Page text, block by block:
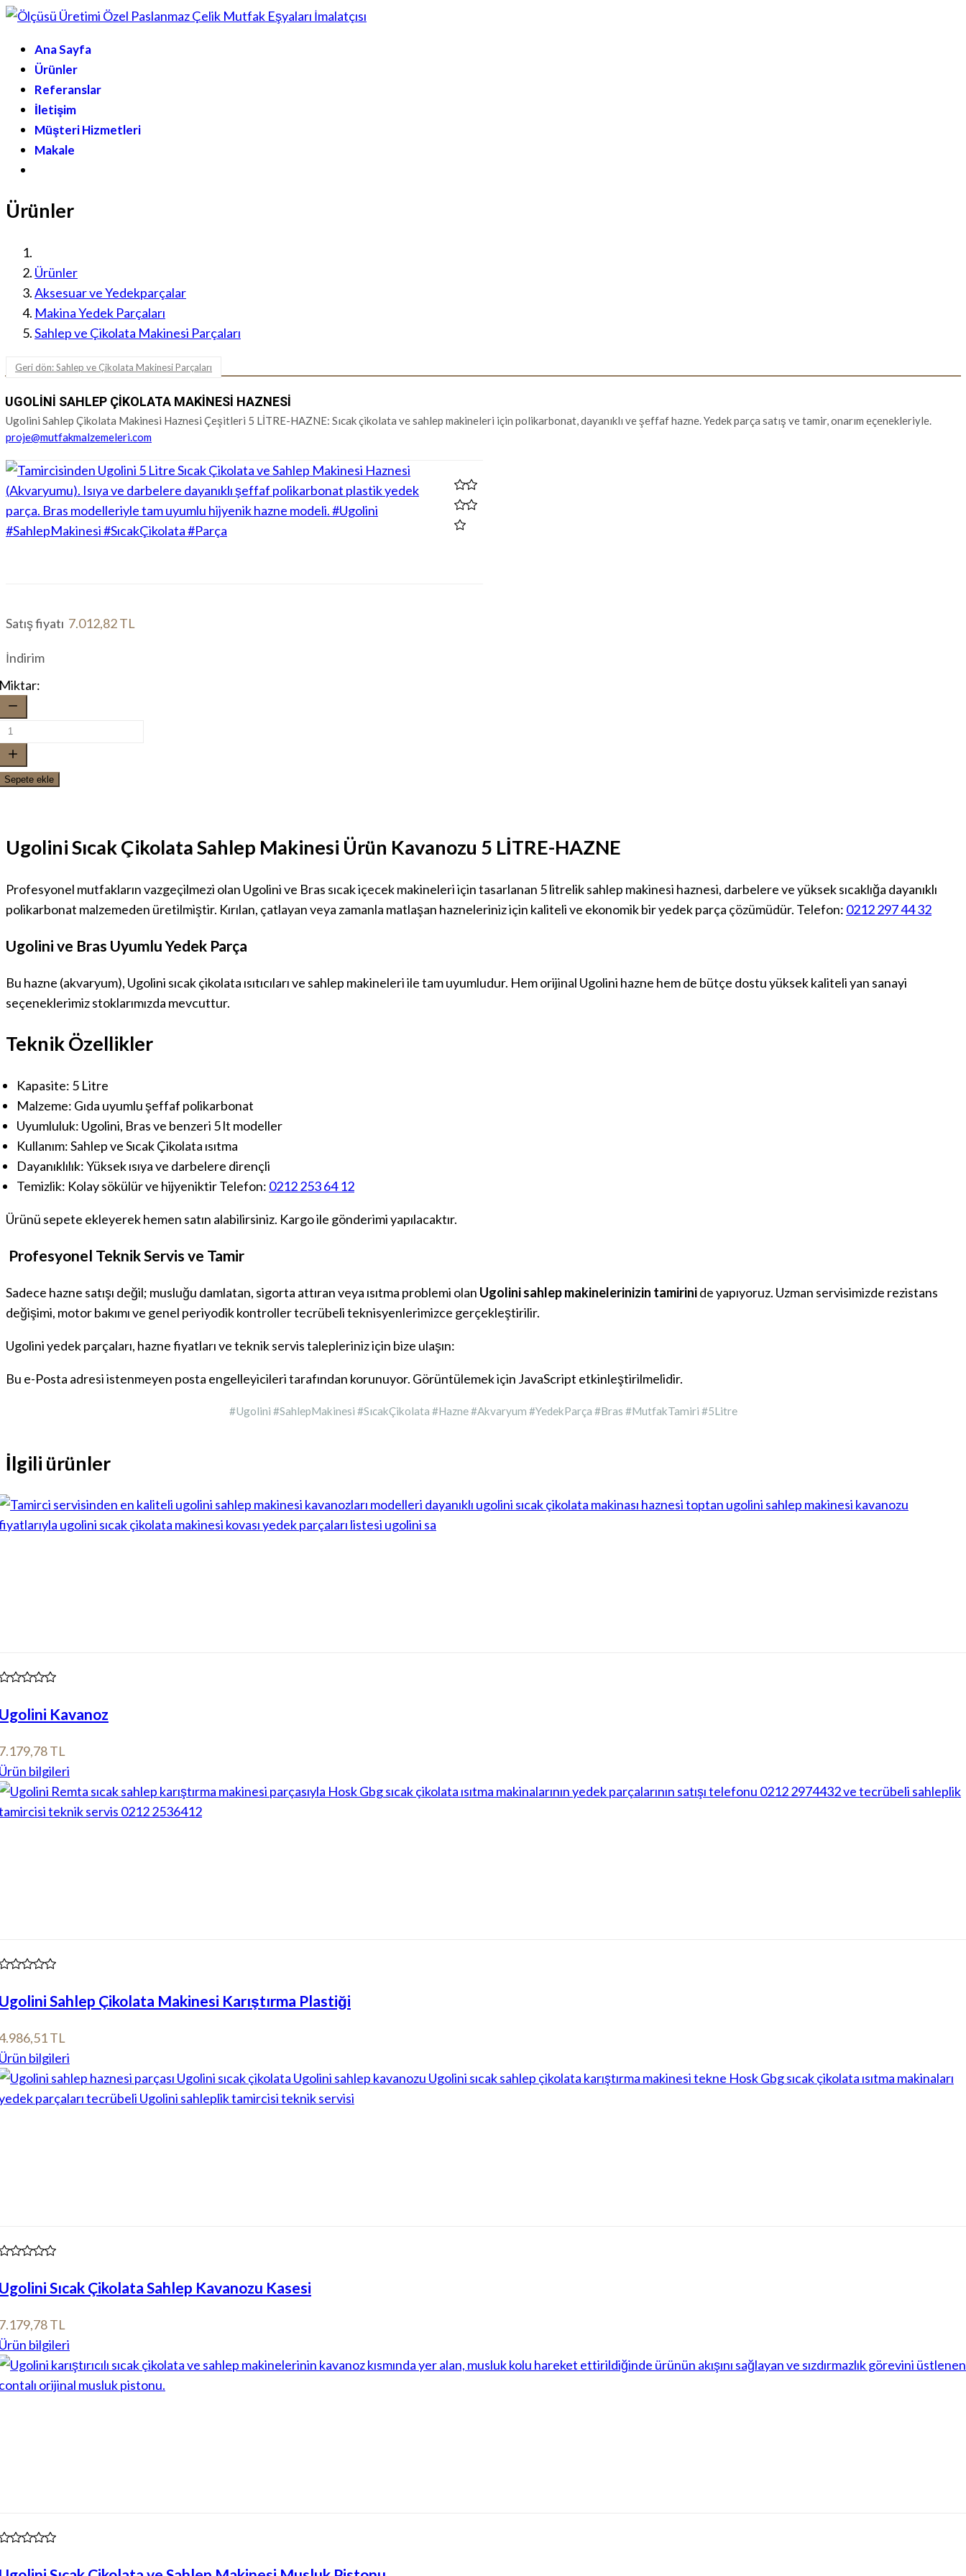
Ana Sayfa
Ürünler
Referanslar
İletişim
Müşteri Hizmetleri
Makale
Ürünler
Ürünler
Aksesuar ve Yedekparçalar
Makina Yedek Parçaları
Sahlep ve Çikolata Makinesi Parçaları
Geri dön: Sahlep ve Çikolata Makinesi Parçaları
UGOLINI SAHLEP ÇIKOLATA MAKINESI HAZNESI
Ugolini Sahlep Çikolata Makinesi Haznesi Çeşitleri 5 LİTRE-HAZNE: Sıcak çikolata ve sahlep makineleri için polikarbonat, dayanıklı ve şeffaf hazne. Yedek parça satış ve tamir, onarım eçenekleriyle.
proje@mutfakmalzemeleri.com
Satış fiyatı 7.012,82 TL
İndirim
Sepete ekle
Ugolini Sıcak Çikolata Sahlep Makinesi Ürün Kavanozu 5 LİTRE-HAZNE
Profesyonel mutfakların vazgeçilmezi olan Ugolini ve Bras sıcak içecek makineleri için tasarlanan 5 litrelik sahlep makinesi haznesi, darbelere ve yüksek sıcaklığa dayanıklı
polikarbonat malzemeden üretilmiştir. Kırılan, çatlayan veya zamanla matlaşan hazneleriniz için kaliteli ve ekonomikbir yedek parça çözümüdür. Telefon: 0212 297 44 32
Ugolini ve Bras Uyumlu Yedek Parça
Bu hazne (akvaryum), Ugolini sıcak çikolata ısıtıcıları ve sahlep makineleri ile tam uyumludur. Hemorijinal Ugolini hazne hem de bütçe dostuyüksek kaliteli yan sanayi
seçeneklerimiz stoklarımızda mevcuttur.
Teknik Özellikler
Kapasite: 5 Litre
Malzeme: Gıda uyumlu şeffaf polikarbonat
Uyumluluk: Ugolini, Bras ve benzeri 5 lt modeller
Kullanım:Sahlep ve Sıcak Çikolata ısıtma
Dayanıklılık:Yüksek ısıya ve darbelere dirençli
Temizlik: Kolay sökülür ve hijyeniktir Telefon: 0212 253 64 12
Ürünü sepete ekleyerek hemen satın alabilirsiniz. Kargo ile gönderimi yapılacaktır.
Profesyonel Teknik Servis ve Tamir
Sadece hazne satışı değil; musluğu damlatan, sigorta attıran veya ısıtma problemi olan Ugolini sahlep makinelerinizin tamirinide yapıyoruz. Uzman servisimizde rezistans
değişimi, motor bakımı ve genel periyodik kontroller tecrübeli teknisyenlerimizce gerçekleştirilir.
Ugolini yedek parçaları, hazne fiyatları ve teknik servis talepleriniz için bize ulaşın:
Bu e-Posta adresi istenmeyen posta engelleyicileri tarafından korunuyor. Görüntülemek için JavaScript etkinleştirilmelidir.
#Ugolini #SahlepMakinesi #SıcakÇikolata #Hazne #Akvaryum #YedekParça #Bras #MutfakTamiri #5Litre
İlgili ürünler
Kavanoz
TL
bilgileri
Sahlep Çikolata Makinesi Karıştırma Plastiği
TL
bilgileri
Sıcak Çikolata Sahlep Kavanozu Kasesi
TL
bilgileri